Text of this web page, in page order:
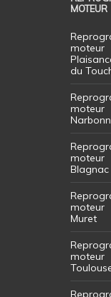
MOTEUR
moteur
du
moteur
moteur
Blagnac
moteur
Muret
moteur